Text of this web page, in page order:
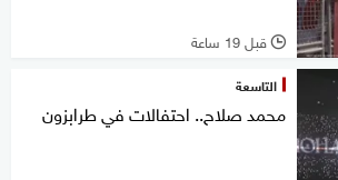
l قبل 19 ساعة
التاسعة
محمد صلاح.. احتفالات في طرابزون